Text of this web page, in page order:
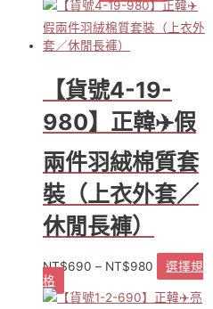
產
品
款
式。
可
在
產
品
頁
擇
選
項
【貨號4-19-
980】正韓✈️假
兩件羽絨棉質套
裝（上衣外套／
休閒長褲）
NT$690 – NT$980
選擇規
格
產